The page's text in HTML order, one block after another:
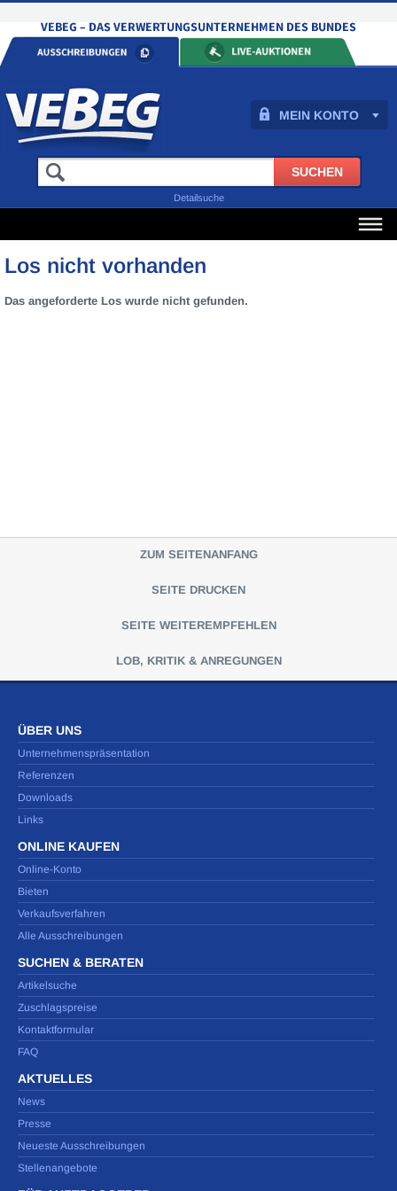
MEIN KONTO
Detailsuche
Los nicht vorhanden
Das angeforderte Los wurde nicht gefunden.
ZUM SEITENANFANG
SEITE DRUCKEN
SEITE WEITEREMPFEHLEN
LOB, KRITIK & ANREGUNGEN
ÜBER UNS
Unternehmenspräsentation
Referenzen
Downloads
Links
ONLINE KAUFEN
Online-Konto
Bieten
Verkaufsverfahren
Alle Ausschreibungen
SUCHEN & BERATEN
Artikelsuche
Zuschlagspreise
Kontaktformular
FAQ
AKTUELLES
News
Presse
Neueste Ausschreibungen
Stellenangebote